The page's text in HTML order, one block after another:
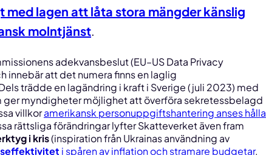
med lagen att låta stora mängder känslig
molntjänst.
adekvansbeslut(EU–US Data Privacy
innebär att det numera finns en laglig
trädde enlagändring i kraft i Sverige (juli 2023) med
ger myndigheter möjlighet att överföra sekretessbelagd
villkoramerikansk personuppgiftshantering anses hålla
rättsliga förändringar lyfter Skatteverket även fram
i kris(inspiration från Ukrainas användning av
i spåren av inflation och stramare budgetar.